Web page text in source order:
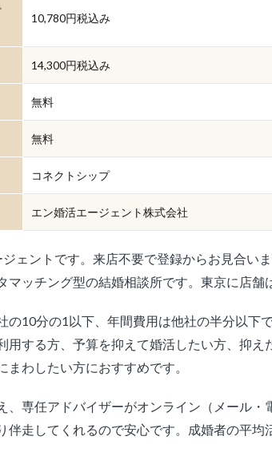
10,780円税込み
14,300円税込み
無料
無料
コネクトシップ
エン婚活エージェント株式会社
ェントです。来店不要で登録からお見合い
マッチング型の結婚相談所です。東京に店舗
の10分の1以下、年間費用は他社の半分以下
用する方、予算を抑えて婚活したい方、抑え
まわしたい方におすすめです。
、専任アドバイザーがオンライン（メール・
伴走してくれるので安心です。成婚者の平均